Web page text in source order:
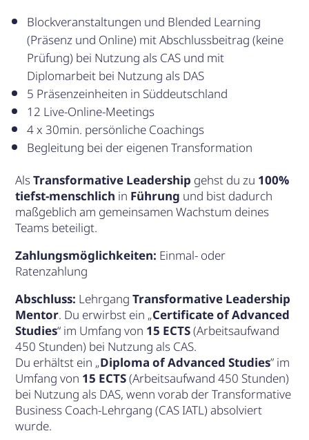
Blockveranstaltungen und Blended Learning
(Präsenz und Online) mit Abschlussbeitrag (keine
Prüfung) bei Nutzung als CAS und mit
Diplomarbeit bei Nutzung als DAS
5 Präsenzeinheiten in Süddeutschland
12 Live-Online-Meetings
4 x 30min. persönliche Coachings
Begleitung bei der eigenen Transformation
AlsTransformative Leadershipgehst du zu100%
tiefst-menschlichinFührungund bist dadurch
maßgeblich am gemeinsamen Wachstum deines
Teams beteiligt.
Zahlungsmöglichkeiten:Einmal- oder
Ratenzahlung
Abschluss:LehrgangTransformative Leadership
Mentor. Du erwirbst ein „Certificate of Advanced
Studies“ im Umfang von15 ECTS(Arbeitsaufwand
450 Stunden) bei Nutzung als CAS.
Du erhältst ein „Diploma of Advanced Studies” im
Umfang von15 ECTS(Arbeitsaufwand 450 Stunden)
bei Nutzung als DAS, wenn vorab der Transformative
Business Coach-Lehrgang (CAS IATL) absolviert
wurde.